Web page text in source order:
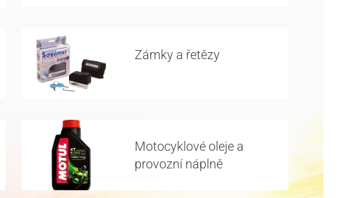
Zámky a řetězy
Motocyklové oleje a
provozní náplně